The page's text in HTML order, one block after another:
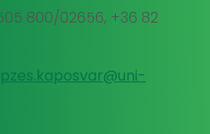
800/02656, +36 82